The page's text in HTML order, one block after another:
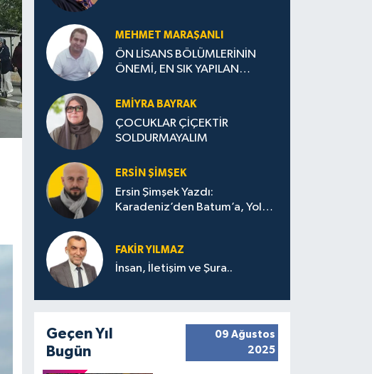
MEHMET MARAŞANLI
ÖN LİSANS BÖLÜMLERİNİN
ÖNEMİ, EN SIK YAPILAN
STRATEJİLERİ
EMIYRA BAYRAK
ÇOCUKLAR ÇİÇEKTİR
SOLDURMAYALIM
ERSIN ŞIMŞEK
Ersin Şimşek Yazdı:
Karadeniz’den Batum’a, Yolun
FAKIR YILMAZ
İnsan, İletişim ve Şura..
Geçen Yıl
Bugün
09 Ağustos
2025